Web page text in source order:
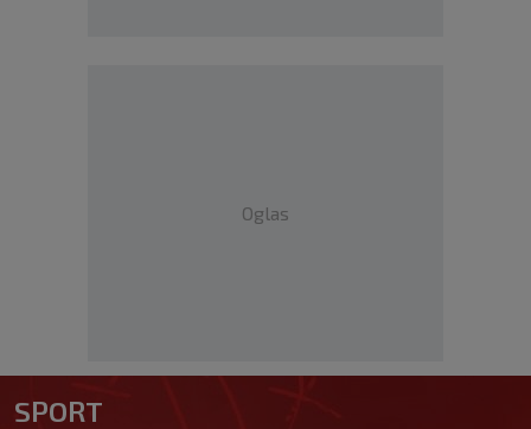
Oglas
SPORT